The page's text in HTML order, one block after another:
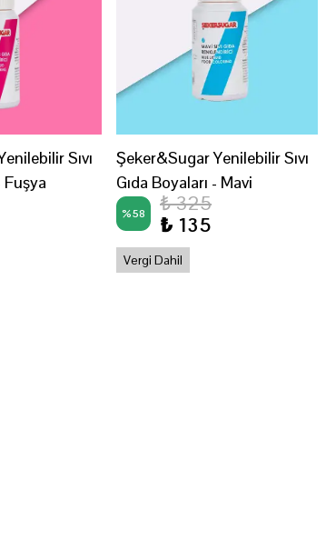
Sıvı
Fuşya
Şeker&Sugar Yenilebilir Sıvı
Gıda Boyaları - Mavi
%58
₺ 325
₺ 135
Vergi Dahil